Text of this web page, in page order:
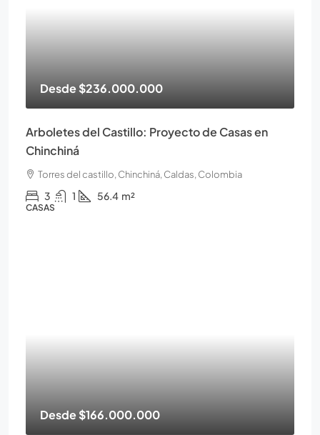
Desde$236.000.000
Arboletes del Castillo: Proyecto de Casas en
Chinchiná
Torres del castillo, Chinchiná, Caldas, Colombia
3 1 56.4 m²
CASAS
Desde$166.000.000